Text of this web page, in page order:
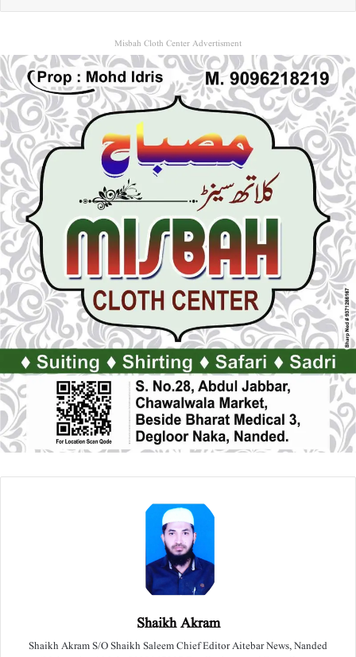
Misbah Cloth Center Advertisment
Shaikh Akram
Shaikh Akram S/O Shaikh Saleem Chief Editor Aitebar News, Nanded